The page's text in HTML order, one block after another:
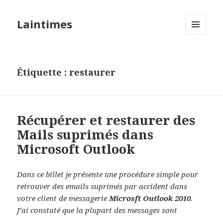
Laintimes
Étiquette :restaurer
Récupérer et restaurer des
Mails suprimés dans
Microsoft Outlook
Dans ce billet je présente une procédure simple pour
retrouver des emails suprimés par accident dans
votre client de messagerieMicrosft Outlook 2010.
J’ai constaté que la plupart des messages sont